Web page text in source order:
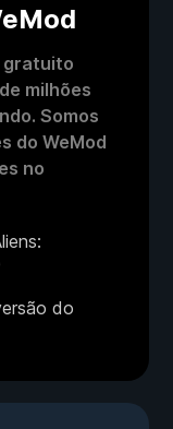
gratuito
milhões
Somos
do WeMod
no
do